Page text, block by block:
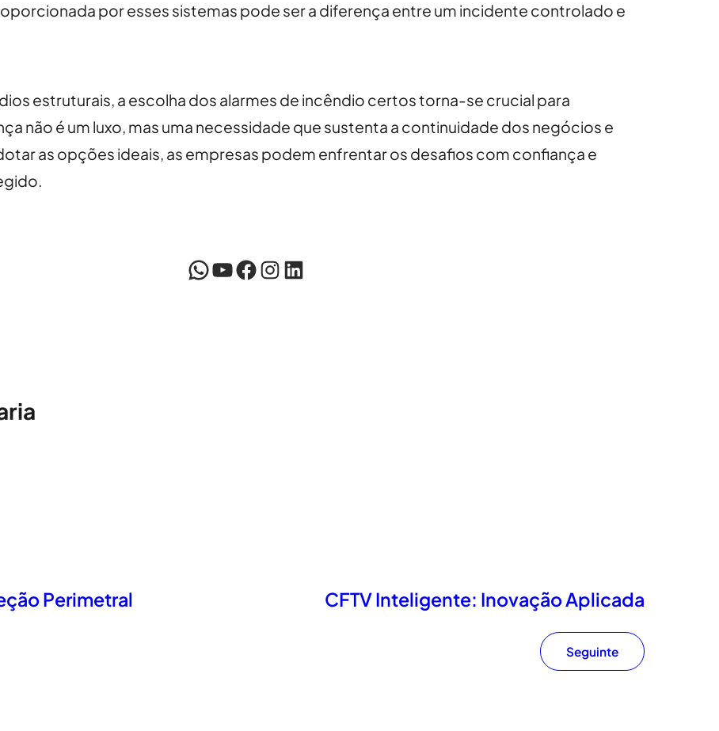
por esses sistemas pode ser a diferença entre um incidente controlado e
estruturais, a escolha dos alarmes de incêndio certos torna-se crucial para
não é um luxo, mas uma necessidade que sustenta a continuidade dos negócios e
as opções ideais, as empresas podem enfrentar os desafios com confiança e
WhatsApp YouTube Facebook Instagram LinkedIn
Perimetral
CFTV Inteligente: Inovação Aplicada
Seguinte